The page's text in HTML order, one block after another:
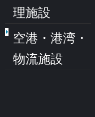
理施設
空港・港湾・
物流施設